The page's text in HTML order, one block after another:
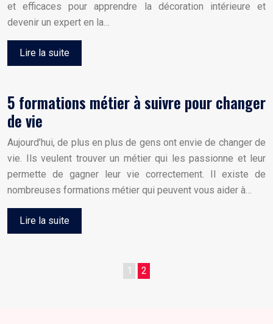
et efficaces pour apprendre la décoration intérieure et
devenir un expert en la…
Lire la suite
5 formations métier à suivre pour changer
de vie
Aujourd’hui, de plus en plus de gens ont envie de changer de
vie. Ils veulent trouver un métier qui les passionne et leur
permette de gagner leur vie correctement. Il existe de
nombreuses formations métier qui peuvent vous aider à…
Lire la suite
1 2